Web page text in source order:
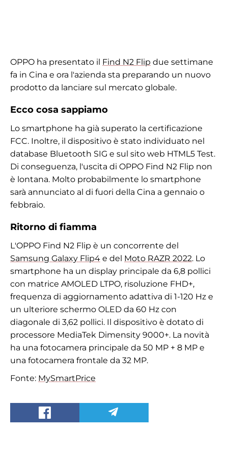
OPPO ha presentato il Find N2 Flip due settimane
fa in Cina e ora l'azienda sta preparando un nuovo
prodotto da lanciare sul mercato globale.
Ecco cosa sappiamo
Lo smartphone ha già superato la certificazione
FCC. Inoltre, il dispositivo è stato individuato nel
database Bluetooth SIG e sul sito web HTML5 Test.
Di conseguenza, l'uscita di OPPO Find N2 Flip non
è lontana. Molto probabilmente lo smartphone
sarà annunciato al di fuori della Cina a gennaio o
febbraio.
Ritorno di fiamma
L'OPPO Find N2 Flip è un concorrente del
Samsung Galaxy Flip4 e del Moto RAZR 2022. Lo
smartphone ha un display principale da 6,8 pollici
con matrice AMOLED LTPO, risoluzione FHD+,
frequenza di aggiornamento adattiva di 1-120 Hz e
un ulteriore schermo OLED da 60 Hz con
diagonale di 3,62 pollici. Il dispositivo è dotato di
processore MediaTek Dimensity 9000+. La novità
ha una fotocamera principale da 50 MP + 8 MP e
una fotocamera frontale da 32 MP.
Fonte: MySmartPrice